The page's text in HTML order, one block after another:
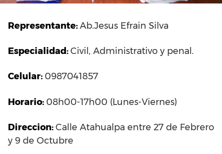
Representante:Ab.Jesus Efrain Silva
Especialidad:Civil, Administrativo y penal.
Celular: 0987041857
Horario: 08h00-17h00 (Lunes-Viernes)
Direccion:Calle Atahualpa entre 27 de Febrero
y 9 de Octubre